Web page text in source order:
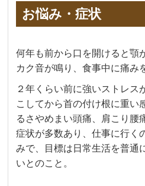
お悩み・症状
何年も前から口を開けると顎
カク音が鳴り、食事中に痛み
２年くらい前に強いストレス
こしてから首の付け根に重い
るさやめまい頭痛、肩こり腰
症状が多数あり、仕事に行く
みで、目標は日常生活を普通
いとのこと。